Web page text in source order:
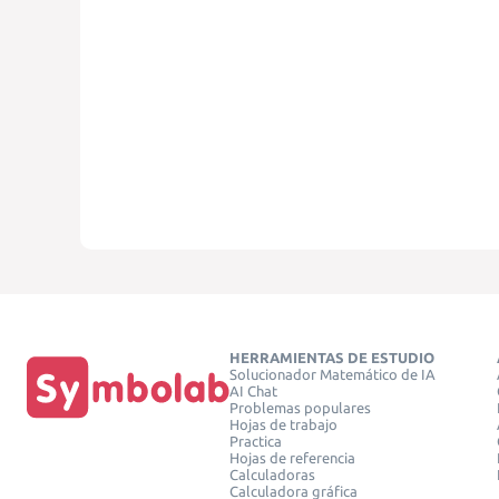
HERRAMIENTAS DE ESTUDIO
Solucionador Matemático de IA
AI Chat
Problemas populares
Hojas de trabajo
Practica
Hojas de referencia
Calculadoras
Calculadora gráfica